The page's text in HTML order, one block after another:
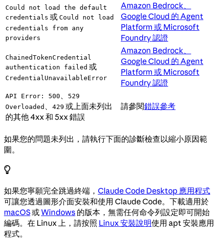
Could not load the default
credentials 或 Could not load
credentials from any
providers
Amazon Bedrock、
Google Cloud 的 Agent
Platform 或 Microsoft
Foundry 認證
ChainedTokenCredential
authentication failed 或
CredentialUnavailableError
Amazon Bedrock、
Google Cloud 的 Agent
Platform 或 Microsoft
Foundry 認證
API Error: 500 、
529
Overloaded 、 429 或上面未列出
的其他 4xx 和 5xx 錯誤
請參閱錯誤參考
如果您的問題未列出，請執行下面的診斷檢查以縮小原因範
圍。
如果您寧願完全跳過終端， Claude Code Desktop 應用程式
可讓您透過圖形介面安裝和使用 Claude Code。下載適用於
macOS或Windows 的版本，無需任何命令列設定即可開始
編碼。在 Linux 上，請按照 Linux 安裝說明使用 apt 安裝應用
程式。